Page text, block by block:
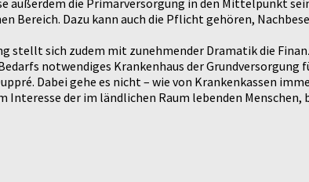
außerdem die Primärversorgung in den Mittelpunkt
Bereich. Dazu kann auch die Pflicht gehören,
stellt sich zudem mit zunehmender Dramatik die
notwendiges Krankenhaus der
Dabei gehe es nicht – wie von Krankenkassen
Interesse der im ländlichen Raum lebenden